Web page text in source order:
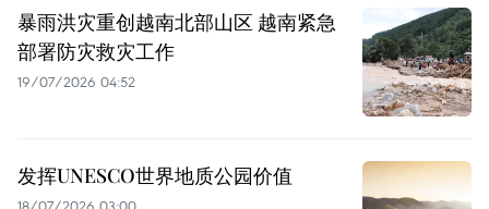
暴雨洪灾重创越南北部山区 越南紧急
部署防灾救灾工作
19/07/2026 04:52
发挥UNESCO世界地质公园价值